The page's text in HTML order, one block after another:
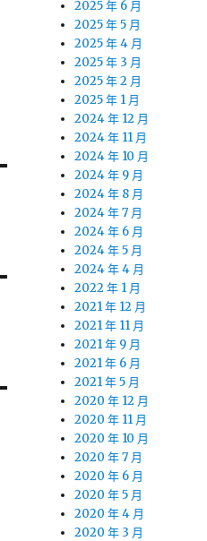
2025 年 6 月
2025 年 5 月
2025 年 4 月
2025 年 3 月
2025 年 2 月
2025 年 1 月
2024 年 12 月
2024 年 11 月
2024 年 10 月
2024 年 9 月
2024 年 8 月
2024 年 7 月
2024 年 6 月
2024 年 5 月
2024 年 4 月
2022 年 1 月
2021 年 12 月
2021 年 11 月
2021 年 9 月
2021 年 6 月
2021 年 5 月
2020 年 12 月
2020 年 11 月
2020 年 10 月
2020 年 7 月
2020 年 6 月
2020 年 5 月
2020 年 4 月
2020 年 3 月